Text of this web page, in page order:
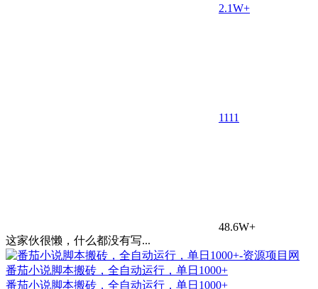
2.1W+
1111
48.6W+
这家伙很懒，什么都没有写...
番茄小说脚本搬砖，全自动运行，单日1000+
番茄小说脚本搬砖，全自动运行，单日1000+